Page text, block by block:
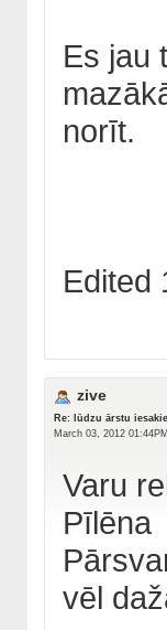
Es jau
norīt.
Edited
zive
Re: lūdzu ārstu
March 03, 2012 01:44PM
Varu
Pīlēna
vēl